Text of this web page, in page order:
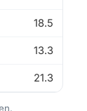
18.5
13.3
21.3